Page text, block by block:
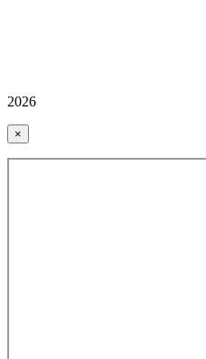
2026
×